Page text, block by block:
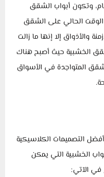
وتكون أبواب الشقق
الحالي على الشقق
والأذواق إلا إنها ما زالت
الخشبية حيث أصبح هناك
المتواجدة في الأسواق
التصميمات الكلاسيكية
الخشبية التي يمكن
في الآتي: